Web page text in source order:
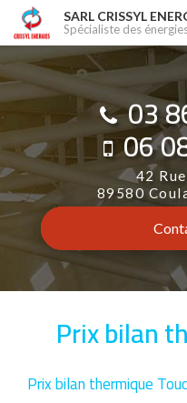
Aller
au
contenu
principal
SARL CRISSYL
Spécialiste des
03
06
42
89580
Prix bilan
Prix bilan thermique